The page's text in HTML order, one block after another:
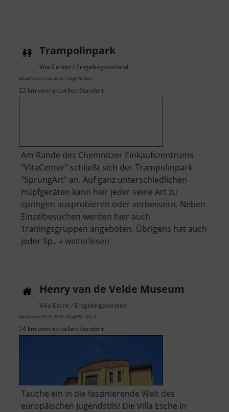
Trampolinpark
Vita Center / Erzgebirgsvorland
aktuell vom 31.05.2026 / Zugriffe: 8307
22 km vom aktuellen Standort
Am Rande des Chemnitzer Einkaufszentrums
"VitaCenter" schließt sich der Trampolinpark
"SprungArt" an. Auf ganz unterschiedlichen
Hüpfgeräten kann hier jeder seine Art zu
springen ausprobieren oder verbessern. Neben
Einzelbesuchen werden hier auch
Traningsgruppen angeboten. Übrigens hat auch
jeder Sp.. » weiterlesen
Henry van de Velde Museum
Villa Esche / Erzgebirgsvorland
aktuell vom 07.06.2026 / Zugriffe: 18618
24 km vom aktuellen Standort
Tauche ein in die faszinierende Welt des
europäischen Jugendstils! Die Villa Esche in